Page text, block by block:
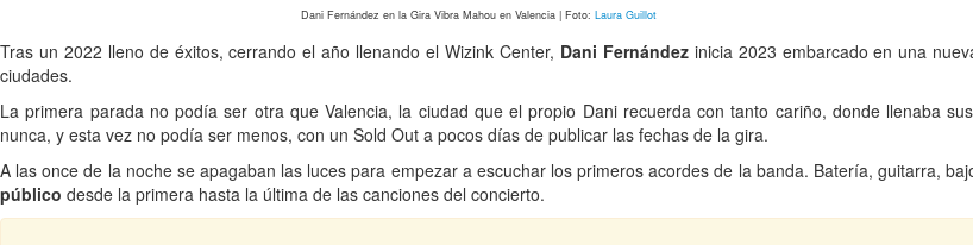
Dani Fernández en la Gira Vibra Mahou en Valencia | Foto: Laura Guillot
Tras un 2022 lleno de éxitos, cerrando el año llenando el Wizink Center, Dani Fernándezinicia 2023 embarcado en una
ciudades.
La primera parada no podía ser otra que Valencia, la ciudad que el propio Dani recuerda con tanto cariño, donde llenaba
nunca, y esta vez no podía ser menos, con un Sold Out a pocos días de publicar las fechas de la gira.
A las once de la noche se apagaban las luces para empezar a escuchar los primeros acordes de la banda. Batería, guitarra,
público desde la primera hasta la última de las canciones del concierto.